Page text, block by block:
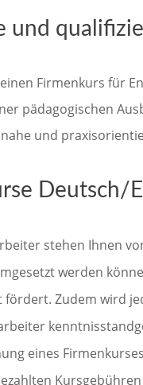
und
Firmenkurs für
pädagogischen
und
Deutsch/
stehen Ihnen
werden
Zudem wird
eines